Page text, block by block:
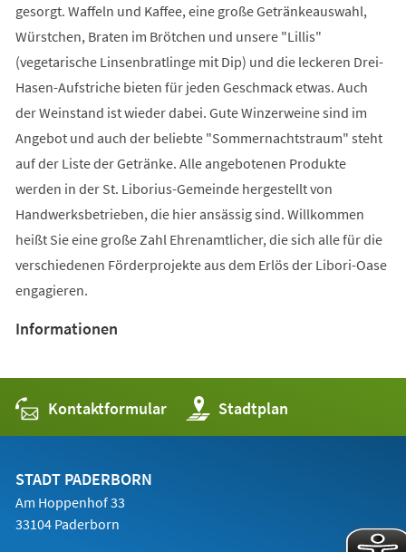
gesorgt. Waffeln und Kaffee, eine große Getränkeauswahl,
Würstchen, Braten im Brötchen und unsere "Lillis"
(vegetarische Linsenbratlinge mit Dip) und die leckeren Drei-
Hasen-Aufstriche bieten für jeden Geschmack etwas. Auch
der Weinstand ist wieder dabei. Gute Winzerweine sind im
Angebot und auch der beliebte "Sommernachtstraum" steht
auf der Liste der Getränke. Alle angebotenen Produkte
werden in der St. Liborius-Gemeinde hergestellt von
Handwerksbetrieben, die hier ansässig sind. Willkommen
heißt Sie eine große Zahl Ehrenamtlicher, die sich alle für die
verschiedenen Förderprojekte aus dem Erlös der Libori-Oase
engagieren.
Informationen
Kontaktformular Stadtplan
(Öffnet
in
einem
STADT PADERBORN
Am Hoppenhof 33
33104 Paderborn